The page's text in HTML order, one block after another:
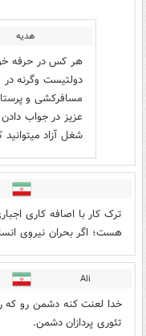
هدیه
هر کس در حرفه
دولتیست وگرنه
مسافرکشی و
عزیز در جواب
شغل آزاد
ترک کار با اصافه کاری
هست؛ اگر بحران نیروی انسان۳ی دارید پس مدیریت ضعیفی
Ali
خدا لعنت کنه دشمن رو که
تئوری پردازان دشمن.